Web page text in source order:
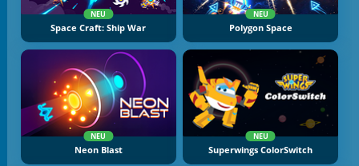
NEU
Space Craft: Ship War
NEU
Polygon Space
NEU
Neon Blast
NEU
Superwings ColorSwitch